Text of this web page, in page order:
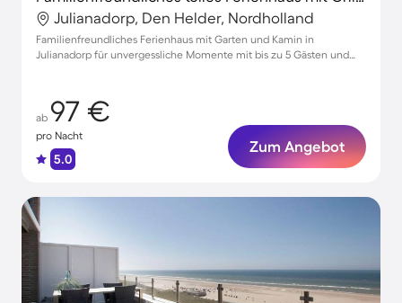
Julianadorp, Den Helder, Nordholland
Familienfreundliches Ferienhaus mit Garten und Kamin in
Julianadorp für unvergessliche Momente mit bis zu 5 Gästen und
ab 97 €
pro Nacht
5.0
Zum Angebot